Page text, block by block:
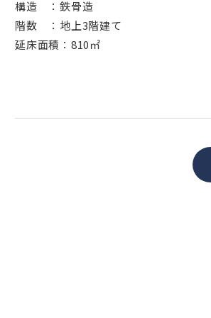
構造 ：鉄骨造
階数 ：地上3階建て
延床面積：810㎡